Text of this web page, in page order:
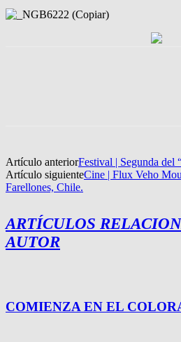
Artículo anteriorFestival | Segunda del
Artículo siguienteCine | Flux Veho
Farellones, Chile.
ARTÍCULOS
AUTOR
COMIENZA EN EL